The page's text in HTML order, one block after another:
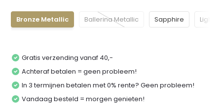
Bronze Metallic Ballerina Metallic Sapphire Light
Gratis verzending vanaf 40,-
Achteraf betalen = geen probleem!
In 3 termijnen betalen met 0% rente? Geen probleem!
Vandaag besteld = morgen genieten!